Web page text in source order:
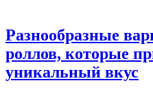
Разнообразные
роллов, которые
уникальный вкус